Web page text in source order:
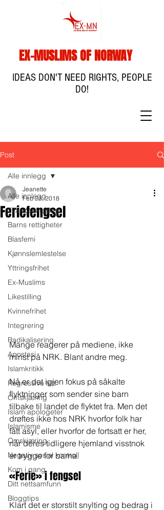
EX-MUSLIMS OF NORWAY
IDEAS DON'T NEED RIGHTS, PEOPLE
DO!
Post
Alle innlegg
Tvangsekteskap
Barns rettigheter
Blasfemi
Kjønnslemlestelse
Yttringsfrihet
Ex-Muslims
Likestilling
Kvinnefrihet
Integrering
Radikalisering
Apostasi
Islamkritikk
Regressive left
Omskjæring
Islam apologeter
Islamisme
Omskjæring
Negativ sosial kontroll
Kom i gang
Ditt nettsamfunn
Bloggtips
Alle innlegg
Feriefengsel
Jeanette
Feb 23, 2018
Mange reagerer på mediene, ikke
minst på NRK. Blant andre meg.
Nå er det igjen fokus på såkalte
flyktninger som sender sine barn
tilbake til landet de flyktet fra. Men det
drøftes ikke hos NRK hvorfor folk har
fått asyl, eller hvorfor de fortsatt er her,
når deres tidligere hjemland visstnok
er trygge for barna.
«Ferie» i fengsel
Klart det er storstilt snylting og bedrag i